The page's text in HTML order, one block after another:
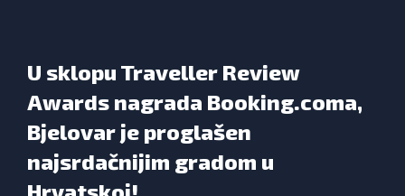
U sklopu Traveller Review
Awards nagrada Booking.coma,
Bjelovar je proglašen
najsrdačnijim gradom u